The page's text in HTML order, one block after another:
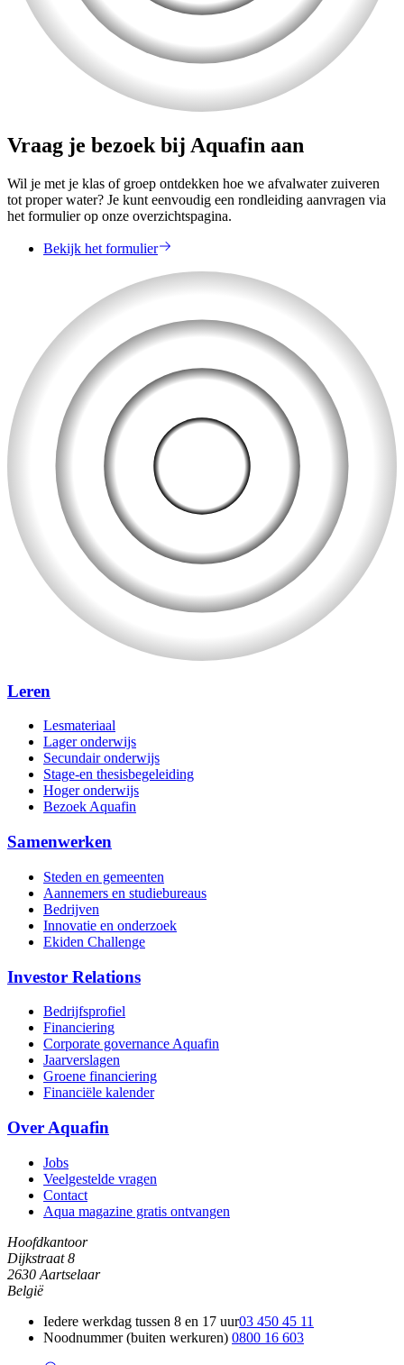
Vraag je bezoek bij Aquafin aan
Wil je met je klas of groep ontdekken hoe we afvalwater zuiveren
tot proper water? Je kunt eenvoudig een rondleiding aanvragen via
het formulier op onze overzichtspagina.
Bekijk het formulier
Leren
Lesmateriaal
Lager onderwijs
Secundair onderwijs
Stage-en thesisbegeleiding
Hoger onderwijs
Bezoek Aquafin
Samenwerken
Steden en gemeenten
Aannemers en studiebureaus
Bedrijven
Innovatie en onderzoek
Ekiden Challenge
Investor Relations
Bedrijfsprofiel
Financiering
Corporate governance Aquafin
Jaarverslagen
Groene financiering
Financiële kalender
Over Aquafin
Jobs
Veelgestelde vragen
Contact
Aqua magazine gratis ontvangen
Hoofdkantoor
Dijkstraat 8
2630 Aartselaar
België
Iedere werkdag tussen 8 en 17 uur03 450 45 11
Noodnummer (buiten werkuren) 0800 16 603